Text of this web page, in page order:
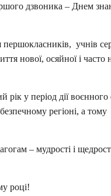
дзвоника – Днем
учнів
нової, осяйної і
у період дії
регіоні, а
– мудрості і
році!